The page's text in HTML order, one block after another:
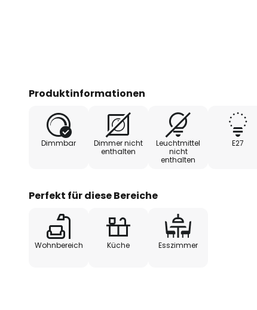
Produktinformationen
Dimmbar
Dimmer nicht
enthalten
Leuchtmittel
nicht
enthalten
E27
Perfekt für diese Bereiche
Wohnbereich Küche Esszimmer